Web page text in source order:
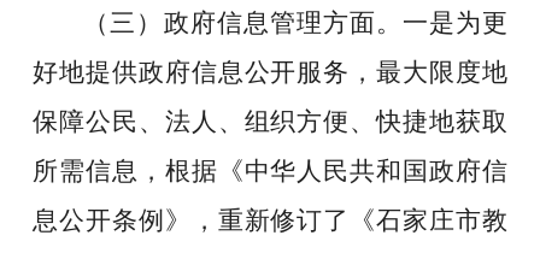
（三）政府信息管理方面。 一是为更
好地提供政府信息公开服务，最大限度地
保障公民、法人、组织方便、快捷地获取
所需信息，根据《中华人民共和国政府信
息公开条例》，重新修订了《石家庄市教